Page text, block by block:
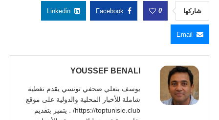
شاركها 0
Facebook
Linkedin
Email
YOUSSEF BENALI
يوسف بنعلي صحفي تونسي يقدم تغطية
شاملة للأخبار المحلية والدولية على موقع
https://toptunisie.club/ . يتميز بتقديم